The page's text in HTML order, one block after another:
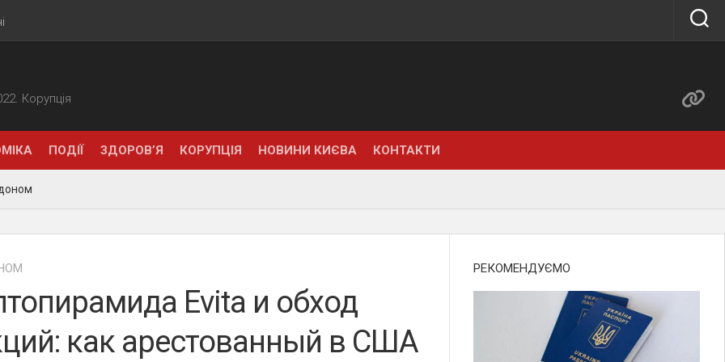
Корупція
ПОДІЇ ЗДОРОВ’Я КОРУПЦІЯ НОВИНИ КИЄВА КОНТАКТИ
Evita и обход
как арестованный в США
РЕКОМЕНДУЄМО